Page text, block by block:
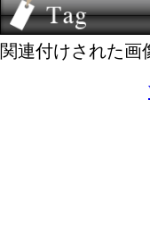
関連付けされた画